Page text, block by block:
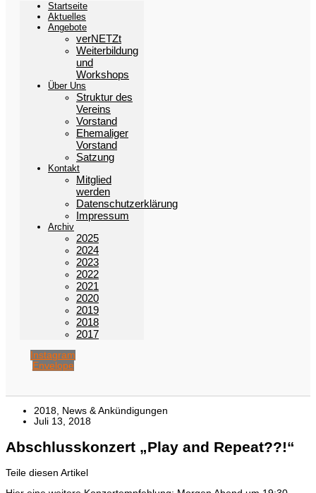
Startseite
Aktuelles
Angebote
verNETZt
Weiterbildung
und
Workshops
Über Uns
Struktur des
Vereins
Vorstand
Ehemaliger
Vorstand
Satzung
Kontakt
Mitglied
werden
Datenschutzerklärung
Impressum
Archiv
2025
2024
2023
2022
2021
2020
2019
2018
2017
Instagram
Envelope
2018, News & Ankündigungen
Juli 13, 2018
Abschlusskonzert „Play and Repeat??!“
Teile diesen Artikel